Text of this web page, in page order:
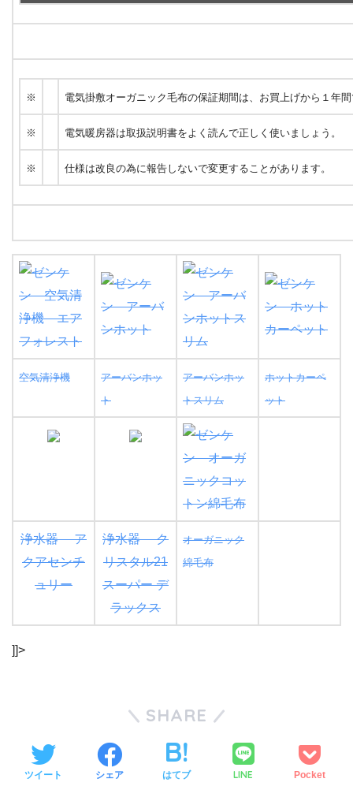
※ 電気掛敷オーガニック毛布の保証期間は、お買上げから１年
※ 電気暖房器は取扱説明書をよく読んで正しく使いましょう。
※ 仕様は改良の為に報告しないで変更することがあります。
空気清浄機
アーバンホッ
ト
アーバンホッ
トスリム
ホットカーペ
ット
浄水器 ア
クアセンチ
ュリー
浄水器 ク
リスタル21
スーパー デ
ラックス
オーガニック
綿毛布
]]>
SHARE
ツイート シェア はてブ LINE Pocket